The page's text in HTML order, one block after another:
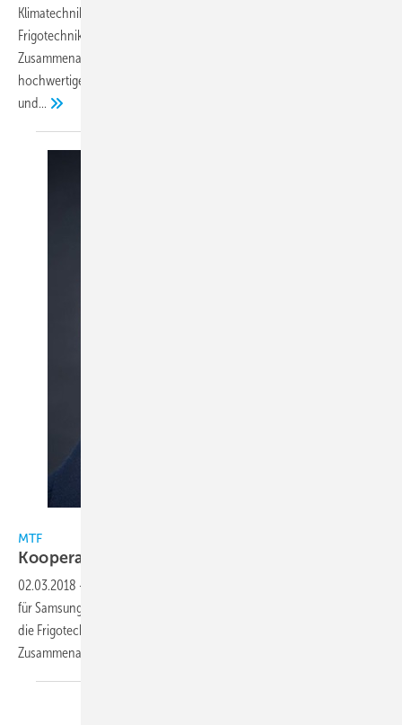
Klimatechnik, Wärmepumpen und Prozesskühlung, und die
Frigotechnik Handels-GmbH gehen ab dem 1. April 2018 eine
Zusammenarbeit ein. Im ersten Schritt werden ausgesuchte,
hochwertige Samsung Klimageräte aus dem Programm RAC/FJM
und...
MTF
Kooperation mit
02.03.2018 -
für Samsung Klimatechnik, Wärmepumpen und Prozesskühlung, und
die Frigotechnik Handels-GmbH gehen ab dem 1. April 2018 eine
Zusammenarbeit